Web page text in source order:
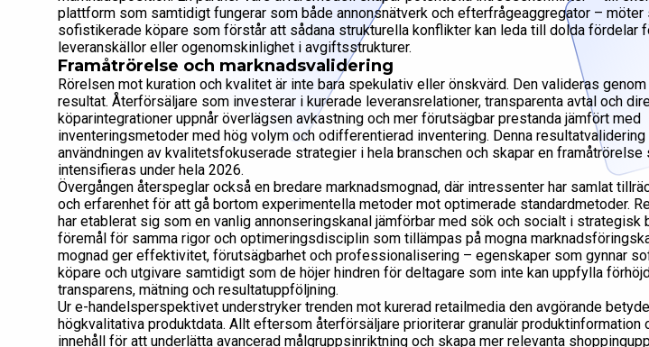
plattform som samtidigt fungerar som både annonsnätverk och efterfrågeaggregator –
sofistikerade köpare som förstår att sådana strukturella konflikter kan leda till dolda fördelar
leveranskällor eller ogenomskinlighet i avgiftsstrukturer.
Framåtrörelse och marknadsvalidering
Rörelsen mot kuration och kvalitet är inte bara spekulativ eller önskvärd. Den valideras genom
resultat. Återförsäljare som investerar i kurerade leveransrelationer, transparenta avtal och
köparintegrationer uppnår överlägsen avkastning och mer förutsägbar prestanda jämfört med
inventeringsmetoder med hög volym och odifferentierad inventering. Denna resultatvalidering
användningen av kvalitetsfokuserade strategier i hela branschen och skapar en framåtrörelse
intensifieras under hela 2026.
Övergången återspeglar också en bredare marknadsmognad, där intressenter har samlat
och erfarenhet för att gå bortom experimentella metoder mot optimerade standardmetoder.
har etablerat sig som en vanlig annonseringskanal jämförbar med sök och socialt i strategisk
föremål för samma rigor och optimeringsdisciplin som tillämpas på mogna
mognad ger effektivitet, förutsägbarhet och professionalisering – egenskaper som gynnar
köpare och utgivare samtidigt som de höjer hindren för deltagare som inte kan uppfylla
transparens, mätning och resultatuppföljning.
Ur e-handelsperspektivet understryker trenden mot kurerad retailmedia den avgörande
högkvalitativa produktdata. Allt eftersom återförsäljare prioriterar granulär produktinformation
innehåll för att underlätta avancerad målgruppsinriktning och skapa mer relevanta